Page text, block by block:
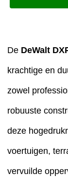
De DeWalt
krachtige en
zowel
robuuste
deze
voertuigen,
vervuilde